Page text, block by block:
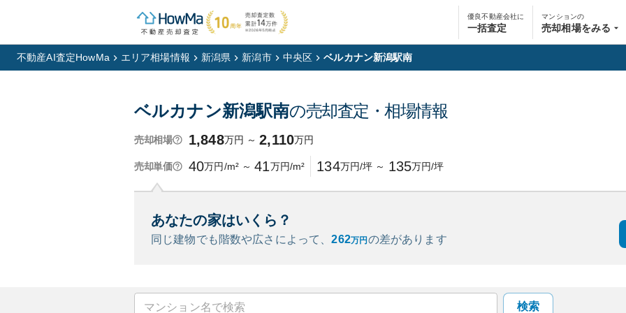
優良不動産会社に
一括査定
マンションの
売却相場をみる
不動産AI査定HowMa エリア相場情報 新潟県 新潟市 中央区 ベルカナン新潟駅南
ベルカナン新潟駅南の売却査定・相場情報
売却相場 1,848万円 ～ 2,110万円
売却単価 40万円/m² ～ 41万円/m² 134万円/坪 ～ 135万円/坪
あなたの家はいくら？
同じ建物でも階数や広さによって、262万円 の差があります
検索